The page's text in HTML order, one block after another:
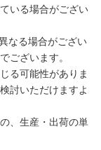
いる場合がござい
なる場合がござい
ございます。
る可能性がありま
討いただけますよ
、生産・出荷の単